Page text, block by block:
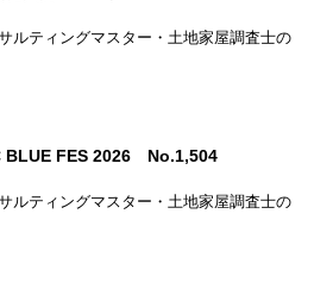
ルティングマスター・土地家屋調査士の
BLUE FES 2026 No.1,504
ルティングマスター・土地家屋調査士の